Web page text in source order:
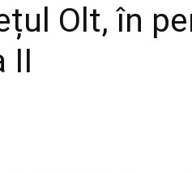
Olt, în
II